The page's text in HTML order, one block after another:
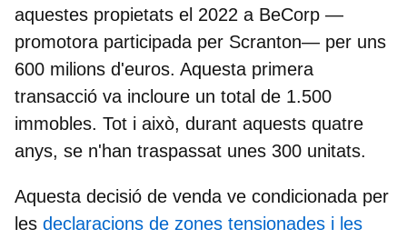
aquestes propietats el 2022 a BeCorp —
promotora participada per Scranton— per uns
600 milions d'euros. Aquesta primera
transacció va incloure un total de 1.500
immobles. Tot i això, durant aquests quatre
anys, se n'han traspassat unes 300 unitats.
Aquesta decisió de venda ve condicionada per
les declaracions de zones tensionades i les